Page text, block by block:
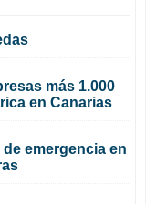
más 1.000
en Canarias
emergencia en